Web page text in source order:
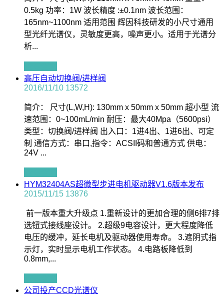
0.5kg 功率：1W 波长精度 :±0.1nm 波长范围：
165nm~1100nm 适用范围 辉因科技研发的小尺寸通用
型光纤光谱仪，灵敏度更高，噪声更小。适用于光谱分
析...
高压自动切换阀/进样阀
2016/11/10 13572
简介： 尺寸(L,W,H): 130mm x 50mm x 50mm 超小型 流
速范围：0~100mL/min 耐压：最大40Mpa（5600psi）
类型：切换阀/进样阀 出入口：1进4出、1进6出、可定
制 通信方式：串口,指令：ACSII码和普通方式 供电：
24V ...
HYM32404AS超微型步进电机驱动器V1.6版本发布
2015/11/15 13876
前一版本重大升级点 1.重新设计的更加合理的侧6排7排
选钮式接线座设计。 2.超级9电容设计，更大程度降低
电压的缓冲，延长电机及驱动器使用寿命。 3.遮阴式指
示灯，实时显示电机工作状态。 4.电路板降低到
0.8mm,...
公司投产CCD光谱仪